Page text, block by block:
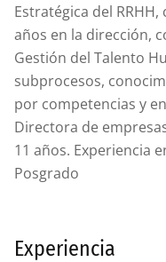
Estratégica del
años en la dirección,
Gestión del Talento
subprocesos,
por competencias y
Directora de
11 años. Experiencia
Posgrado
Experiencia